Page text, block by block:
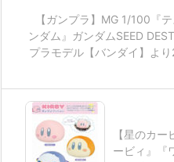
【ガンプラ】MG 1/100『
ンダム』ガンダムSEED
プラモデル【バンダイ】よ
【星のカ
ービィ』『